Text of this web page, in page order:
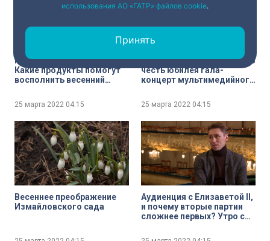
Киви, капуста и шпинат.
Какие продукты помогут
восполнить весенний
А и группы В
25 марта 2022 04:15
20 лет группе «Бис-Квит». В
честь юбилея гала-
концерт мультимедийного
Russe»
25 марта 2022 04:15
Весеннее преображение
Измайловского сада
Аудиенция с Елизаветой II,
и почему вторые партии
сложнее первых? Утро с
использования АО «ГАТР» файлов cookie.
Принять